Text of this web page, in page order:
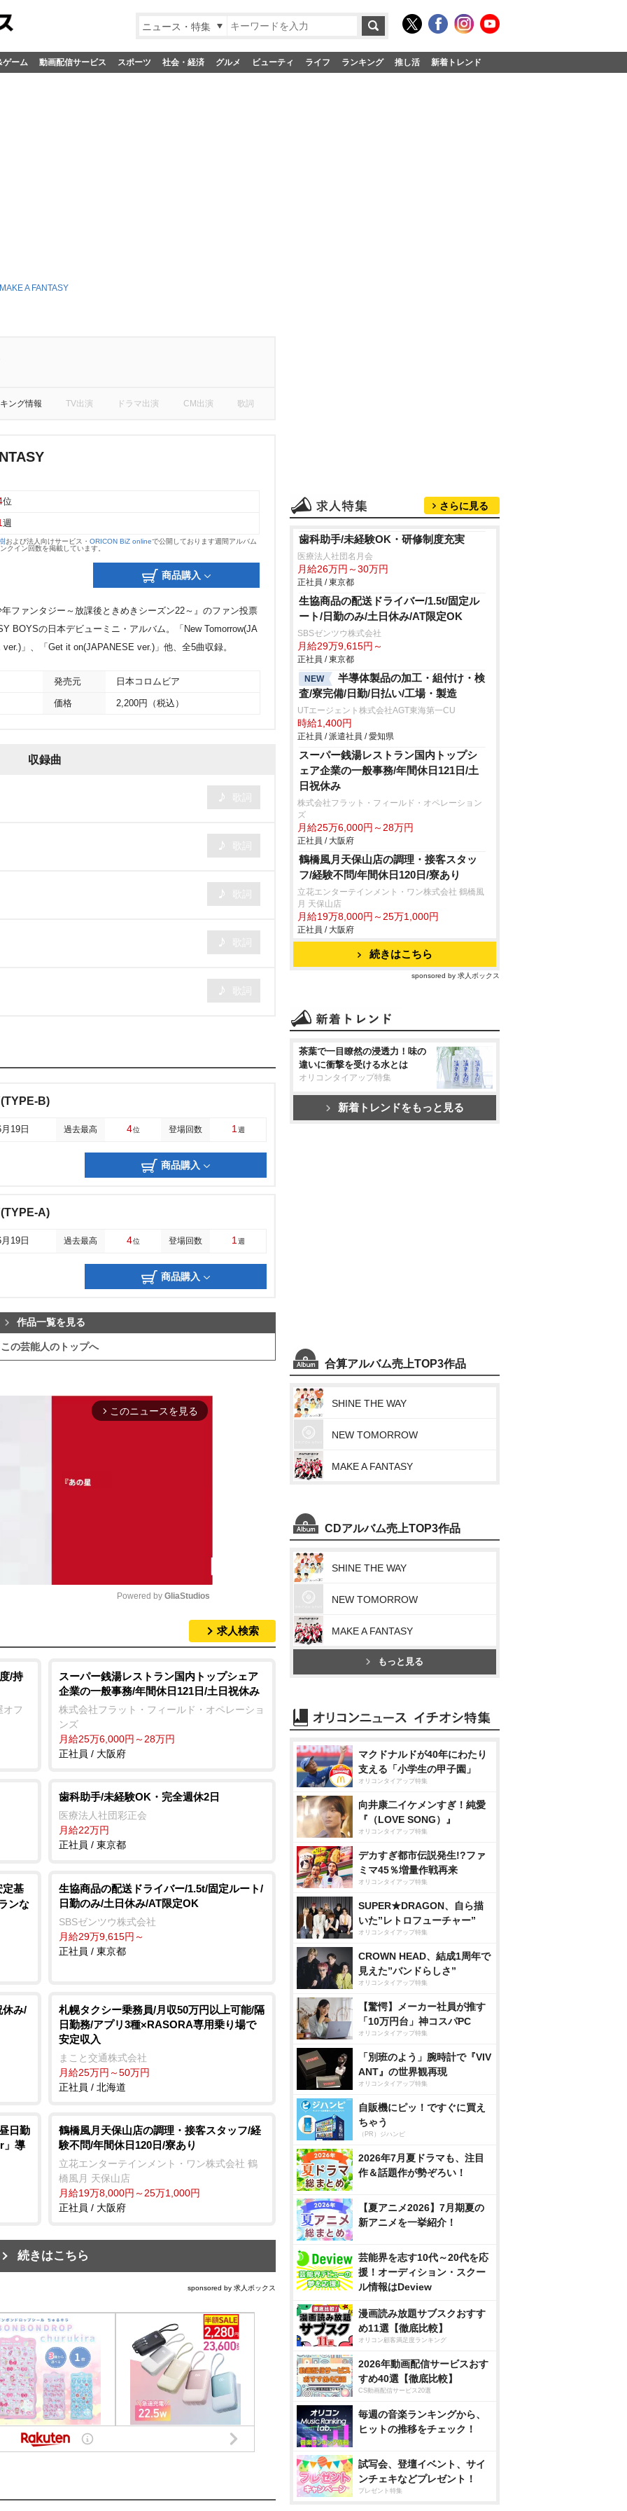
ニュース・特集
ゲーム 動画配信サービス スポーツ 社会・経済 グルメ ビューティ ライフ ランキング 推し活 新着トレンド
MAKE A FANTASY
ング情報 TV出演 ドラマ出演 CM出演 歌詞
位
週
および法人向けサービス・ ORICON BiZ onlineで公開しております週間アルバム
クイン回数を掲載しています。
商品購入
ファンタジー～放課後ときめきシーズン22～』のファン投票
BOYSの日本デビューミニ・アルバム。「New Tomorrow(JA
」、「Get it on(JAPANESE ver.)」他、全5曲収録。
発売元 日本コロムビア
価格 2,200円（税込）
収録曲
B)
19日 過去最高 4位 登場回数 1 週
商品購入
A)
19日 過去最高 4位 登場回数 1 週
商品購入
作品一覧を見る
この芸能人のトップへ
arrow_forward_ios このニュースを見る
t
e
Powered by GliaStudios
求人検索
/持
オフ
スーパー銭湯レストラン国内トップシェア
企業の一般事務/年間休日121日/土日祝休み
株式会社フラット・フィールド・オペレーショ
ンズ
月給25万6,000円～28万円
正社員 / 大阪府
歯科助手/未経験OK・完全週休2日
医療法人社団彩正会
月給22万円
正社員 / 東京都
定基
ンな
生協商品の配送ドライバー/1.5t/固定ルート/
日勤のみ/土日休み/AT限定OK
SBSゼンツウ株式会社
月給29万9,615円～
正社員 / 東京都
休み/
札幌タクシー乗務員/月収50万円以上可能/隔
日勤務/アプリ3種×RASORA専用乗り場で
安定収入
まこと交通株式会社
月給25万円～50万円
正社員 / 北海道
日勤
」導
鶴橋風月天保山店の調理・接客スタッフ/経
験不問/年間休日120日/寮あり
立花エンターテインメント・ワン株式会社 鶴
橋風月 天保山店
月給19万8,000円～25万1,000円
正社員 / 大阪府
続きはこちら
sponsored by 求人ボックス
さらに見る
歯科助手/未経験OK・研修制度充実
医療法人社団名月会
月給26万円～30万円
正社員 / 東京都
生協商品の配送ドライバー/1.5t/固定ル
ート/日勤のみ/土日休み/AT限定OK
SBSゼンツウ株式会社
月給29万9,615円～
正社員 / 東京都
NEW
半導体製品の加工・組付け・検
査/寮完備/日勤/日払い/工場・製造
UTエージェント株式会社AGT東海第一CU
時給1,400円
正社員 / 派遣社員 / 愛知県
スーパー銭湯レストラン国内トップシ
ェア企業の一般事務/年間休日121日/土
日祝休み
株式会社フラット・フィールド・オペレーション
ズ
月給25万6,000円～28万円
正社員 / 大阪府
鶴橋風月天保山店の調理・接客スタッ
フ/経験不問/年間休日120日/寮あり
立花エンターテインメント・ワン株式会社 鶴橋風
月 天保山店
月給19万8,000円～25万1,000円
正社員 / 大阪府
続きはこちら
sponsored by 求人ボックス
茶葉で一目瞭然の浸透力！味の
違いに衝撃を受ける水とは
オリコンタイアップ特集
新着トレンドをもっと見る
合算アルバム売上TOP3作品
SHINE THE WAY
NEW TOMORROW
MAKE A FANTASY
CDアルバム売上TOP3作品
SHINE THE WAY
NEW TOMORROW
MAKE A FANTASY
もっと見る
マクドナルドが40年にわたり
支える「小学生の甲子園」
オリコンタイアップ特集
向井康二イケメンすぎ！純愛
『（LOVE SONG）』
オリコンタイアップ特集
デカすぎ都市伝説発生!?ファ
ミマ45％増量作戦再来
オリコンタイアップ特集
SUPER★DRAGON、自ら描
いた”レトロフューチャー”
オリコンタイアップ特集
CROWN HEAD、結成1周年で
見えた”バンドらしさ”
オリコンタイアップ特集
【驚愕】メーカー社員が推す
「10万円台」神コスパPC
オリコンタイアップ特集
「別班のよう」腕時計で『VIV
ANT』の世界観再現
オリコンタイアップ特集
自販機にピッ！ですぐに買え
ちゃう
（PR）ジハンピ
2026年7月夏ドラマも、注目
作＆話題作が勢ぞろい！
【夏アニメ2026】7月期夏の
新アニメを一挙紹介！
芸能界を志す10代～20代を応
援！オーディション・スクー
ル情報はDeview
漫画読み放題サブスクおすす
め11選【徹底比較】
オリコン顧客満足度ランキング
2026年動画配信サービスおす
すめ40選【徹底比較】
CS動画配信サービス20選
毎週の音楽ランキングから、
ヒットの推移をチェック！
試写会、登壇イベント、サイ
ンチェキなどプレゼント！
プレゼント特集